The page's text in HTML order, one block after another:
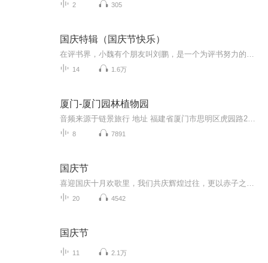
2 305
国庆特辑（国庆节快乐）
14 1.6万
厦门-厦门园林植物园
8 7891
国庆节
20 4542
国庆节
11 2.1万